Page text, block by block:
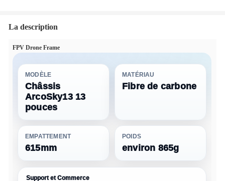
La description
FPV Drone Frame
MODÈLE
Châssis
ArcoSky13 13
pouces
MATÉRIAU
Fibre de carbone
EMPATTEMENT
615mm
POIDS
environ 865g
Support et Commerce